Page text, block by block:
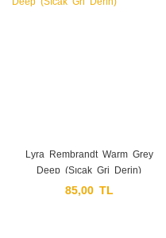
Lyra Rembrandt Warm Grey
Deep (Sıcak Gri Derin)
85,00 TL